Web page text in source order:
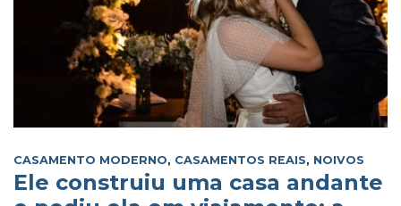
CASAMENTO MODERNO, CASAMENTOS REAIS, NOIVOS
Ele construiu uma casa andante